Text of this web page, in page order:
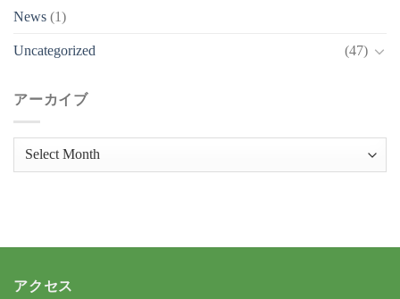
News (1)
Uncategorized (47)
アーカイブ
アクセス